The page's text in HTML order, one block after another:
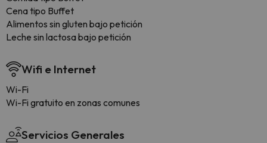
Cena tipo Buffet
Alimentos sin gluten bajo petición
Leche sin lactosa bajo petición
Wifi e Internet
Wi-Fi
Wi-Fi gratuito en zonas comunes
Servicios Generales